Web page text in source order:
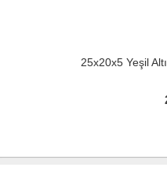
25x20x5 Yeşil